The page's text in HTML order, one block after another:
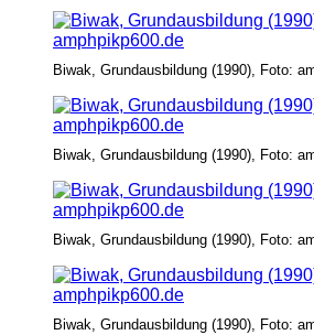
Biwak, Grundausbildung (1990), Foto:
Biwak, Grundausbildung (1990), Foto:
Biwak, Grundausbildung (1990), Foto:
Biwak, Grundausbildung (1990), Foto: